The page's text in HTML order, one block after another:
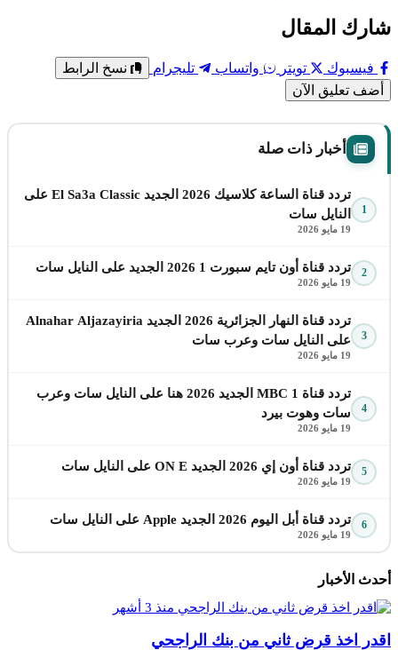
شارك المقال
فيسبوك تويتر واتساب تليجرام
نسخ الرابط
أضف تعليق الآن
أخبار ذات صلة
1
تردد قناة الساعة كلاسيك 2026 الجديد El Sa3a Classic على
النايل سات
19 مايو 2026
2 تردد قناة أون تايم سبورت 1 2026 الجديد على النايل سات
19 مايو 2026
3
تردد قناة النهار الجزائرية 2026 الجديد Alnahar Aljazayiria
على النايل سات وعرب سات
19 مايو 2026
4
تردد قناة MBC 1 الجديد 2026 هنا على النايل سات وعرب
سات وهوت بيرد
19 مايو 2026
5 تردد قناة أون إي 2026 الجديد ON E على النايل سات
19 مايو 2026
6 تردد قناة أبل اليوم 2026 الجديد Apple على النايل سات
19 مايو 2026
أحدث الأخبار
منذ 3 أشهر
اقدر اخذ قرض ثاني من بنك الراجحي